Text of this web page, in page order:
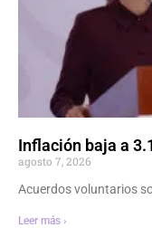
Inflación baja a
agosto 7, 2026
Acuerdos voluntarios
Leer más ›